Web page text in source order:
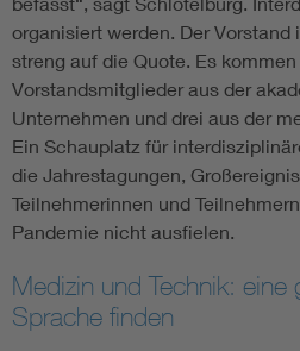
organisiert werden. Der
streng auf die Quote. Es
Vorstandsmitglieder aus der
Unternehmen und drei aus der
Ein Schauplatz für
die Jahrestagungen,
Teilnehmerinnen und
Pandemie nicht ausfielen.
Medizin und Technik: eine
Sprache finden